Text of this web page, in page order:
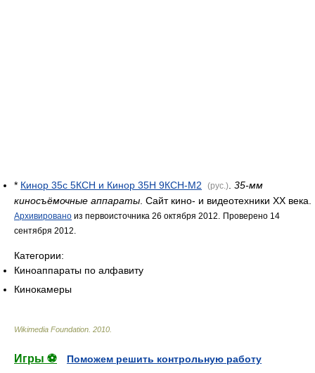
* Кинор 35с 5КСН и Кинор 35Н 9КСН-М2 (рус.). 35-мм
киносъёмочные аппараты. Сайт кино- и видеотехники ХХ века.
Архивировано из первоисточника 26 октября 2012.
Проверено 14
сентября 2012.
Категории:
Киноаппараты по алфавиту
Кинокамеры
Wikimedia Foundation 2010
Игры ⚽
Поможем решить контрольную работу